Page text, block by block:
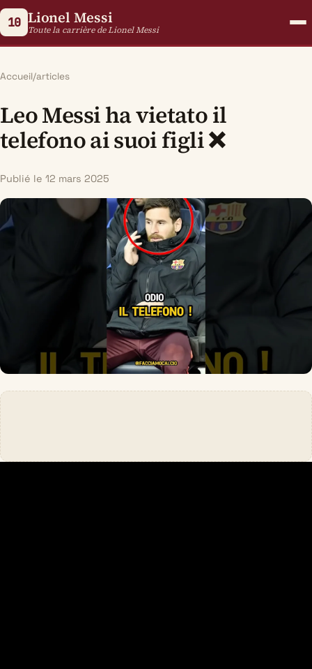
10 Lionel Messi
Toute la carrière de Lionel Messi
Accueil/articles
Leo Messi ha vietato il
telefono ai suoi figli ❌
Publié le 12 mars 2025